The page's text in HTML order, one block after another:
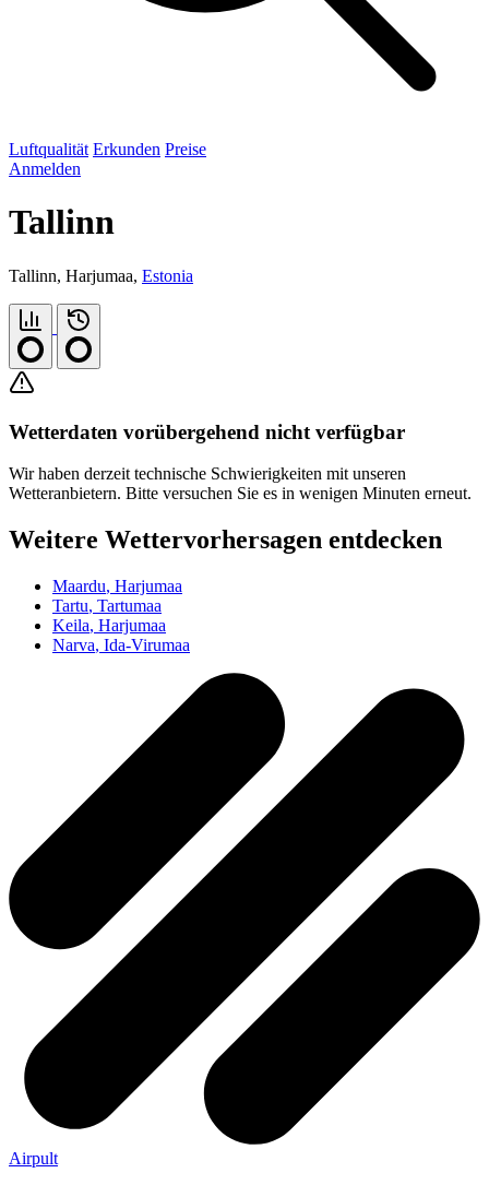
Luftqualität Erkunden Preise
Anmelden
Tallinn
Tallinn, Harjumaa, Estonia
Wetterdaten vorübergehend nicht verfügbar
Wir haben derzeit technische Schwierigkeiten mit unseren
Wetteranbietern. Bitte versuchen Sie es in wenigen Minuten erneut.
Weitere Wettervorhersagen entdecken
Maardu, Harjumaa
Tartu, Tartumaa
Keila, Harjumaa
Narva, Ida-Virumaa
Airpult